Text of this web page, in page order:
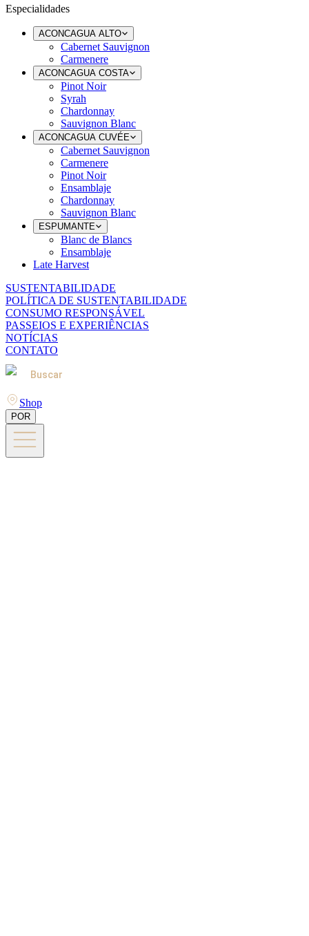
Especialidades
ACONCAGUA ALTO
Cabernet Sauvignon
Carmenere
ACONCAGUA COSTA
Pinot Noir
Syrah
Chardonnay
Sauvignon Blanc
ACONCAGUA CUVÉE
Cabernet Sauvignon
Carmenere
Pinot Noir
Ensamblaje
Chardonnay
Sauvignon Blanc
ESPUMANTE
Blanc de Blancs
Ensamblaje
Late Harvest
SUSTENTABILIDADE
POLÍTICA DE SUSTENTABILIDADE
CONSUMO RESPONSÁVEL
PASSEIOS E EXPERIÊNCIAS
NOTÍCIAS
CONTATO
Buscar
Shop
POR